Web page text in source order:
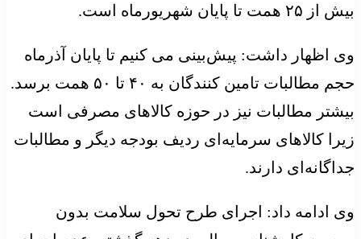
بیش از ۲۵ همت تا پایان شهریورماه است.
وی اظهار داشت: پیش‌بینی می کنیم تا پایان آذرماه
حجم مطالبات تامین کنندگان به ۴۰ تا ۵۰ همت برسد.
بیشتر مطالبات نیز در حوزه کالاهای مصرفی است
زیرا کالاهای سرمایه‌ای ردیف بودجه دیگر و مطالبات
جداگانه‌ای دارند.
وی ادامه داد: اجرای طرح تحول سلامت بدون